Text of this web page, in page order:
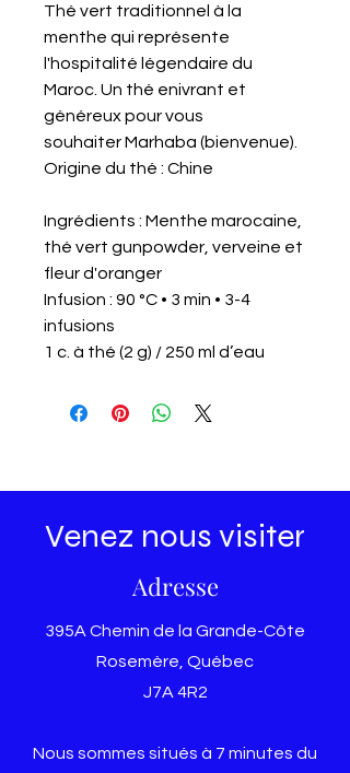
Thé vert traditionnel à la
menthe qui représente
l'hospitalité légendaire du
Maroc. Un thé enivrant et
généreux pour vous
souhaiter Marhaba (bienvenue).
Origine du thé : Chine
Ingrédients : Menthe marocaine,
thé vert gunpowder, verveine et
fleur d'oranger
Infusion : 90 °C • 3 min • 3-4
infusions
1 c. à thé (2 g) / 250 ml d’eau
Venez nous visiter
Adresse
395A Chemin de la Grande-Côte
Rosemère, Québec
J7A 4R2
Nous sommes situés à 7 minutes du